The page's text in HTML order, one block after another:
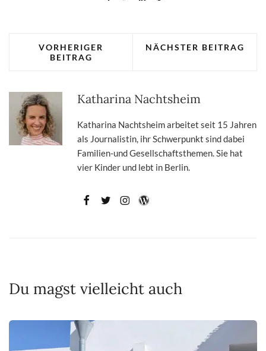
VORHERIGER
BEITRAG
NÄCHSTER BEITRAG
Katharina Nachtsheim
Katharina Nachtsheim arbeitet seit 15 Jahren
als Journalistin, ihr Schwerpunkt sind dabei
Familien-und Gesellschaftsthemen. Sie hat
vier Kinder und lebt in Berlin.
Du magst vielleicht auch